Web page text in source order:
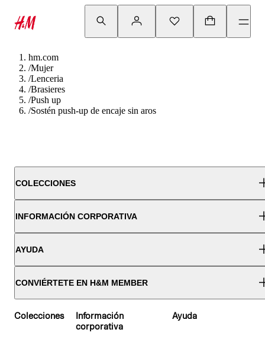
hm.com
/Mujer
/Lenceria
/Brasieres
/Push up
/Sostén push-up de encaje sin aros
COLECCIONES
INFORMACIÓN CORPORATIVA
AYUDA
CONVIÉRTETE EN H&M MEMBER
Colecciones
Información
corporativa
Ayuda